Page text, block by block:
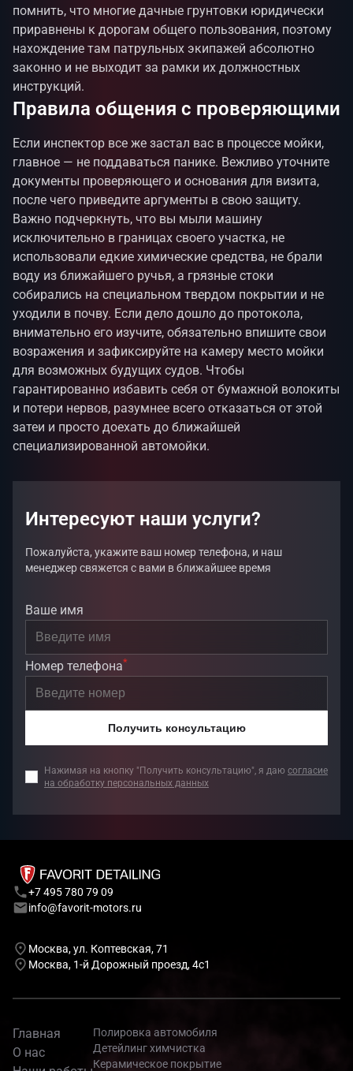
помнить, что многие дачные грунтовки юридически
приравнены к дорогам общего пользования, поэтому
нахождение там патрульных экипажей абсолютно
законно и не выходит за рамки их должностных
инструкций.
Правила общения с проверяющими
Если инспектор все же застал вас в процессе мойки,
главное — не поддаваться панике. Вежливо уточните
документы проверяющего и основания для визита,
после чего приведите аргументы в свою защиту.
Важно подчеркнуть, что вы мыли машину
исключительно в границах своего участка, не
использовали едкие химические средства, не брали
воду из ближайшего ручья, а грязные стоки
собирались на специальном твердом покрытии и не
уходили в почву. Если дело дошло до протокола,
внимательно его изучите, обязательно впишите свои
возражения и зафиксируйте на камеру место мойки
для возможных будущих судов. Чтобы
гарантированно избавить себя от бумажной волокиты
и потери нервов, разумнее всего отказаться от этой
затеи и просто доехать до ближайшей
специализированной автомойки.
Интересуют наши услуги?
Пожалуйста, укажите ваш номер телефона, и наш
менеджер свяжется с вами в ближайшее время
Ваше имя
Номер телефона*
Получить консультацию
Нажимая на кнопку "Получить консультацию", я даю согласие
на обработку персональных данных
+7 495 780 79 09
info@favorit-motors.ru
Москва, ул. Коптевская, 71
Москва, 1-й Дорожный проезд, 4с1
Главная
О нас
Полировка автомобиля
Детейлинг химчистка
Керамическое покрытие